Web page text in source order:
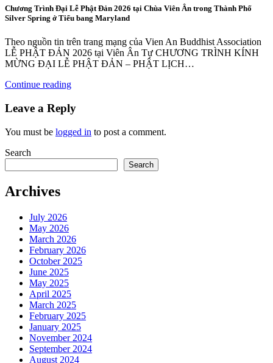
Chương Trình Đại Lễ Phật Đản 2026 tại Chùa Viên Ân trong Thành Phố
Silver Spring ở Tiểu bang Maryland
Theo nguồn tin trên trang mạng của Vien An Buddhist Association
LỄ PHẬT ĐẢN 2026 tại Viên Ân Tự CHƯƠNG TRÌNH KÍNH
MỪNG ĐẠI LỄ PHẬT ĐẢN – PHẬT LỊCH…
Continue reading
Leave a Reply
You must be logged in to post a comment.
Search
Search
Archives
July 2026
May 2026
March 2026
February 2026
October 2025
June 2025
May 2025
April 2025
March 2025
February 2025
January 2025
November 2024
September 2024
August 2024